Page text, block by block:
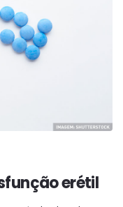
erétil